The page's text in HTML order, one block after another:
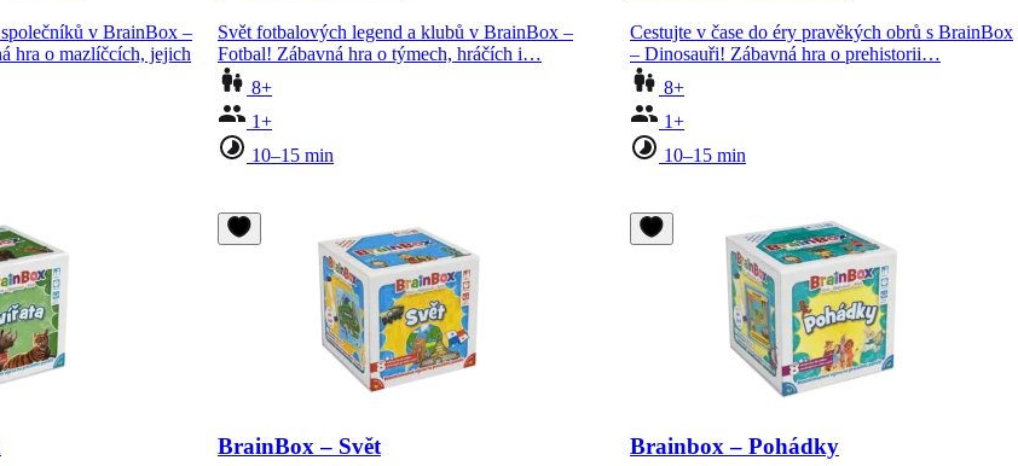
v BrainBox –
hra o mazlíčcích, jejich
Svět fotbalových legend a klubů v BrainBox –
Fotbal! Zábavná hra o týmech, hráčích i…
8+
1+
10–15 min
Cestujte v čase do éry pravěkých obrů s BrainBox
– Dinosauři! Zábavná hra o prehistorii…
8+
1+
10–15 min
BrainBox – Svět Brainbox – Pohádky